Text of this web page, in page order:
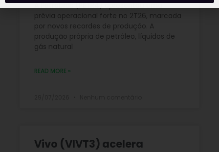
A Petrobras (PETR4) apresentou uma
prévia operacional forte no 2T26, marcada
por novos recordes de produção. A
produção própria de petróleo, líquidos de
gás natural
READ MORE »
Vivo (VIVT3) acelera